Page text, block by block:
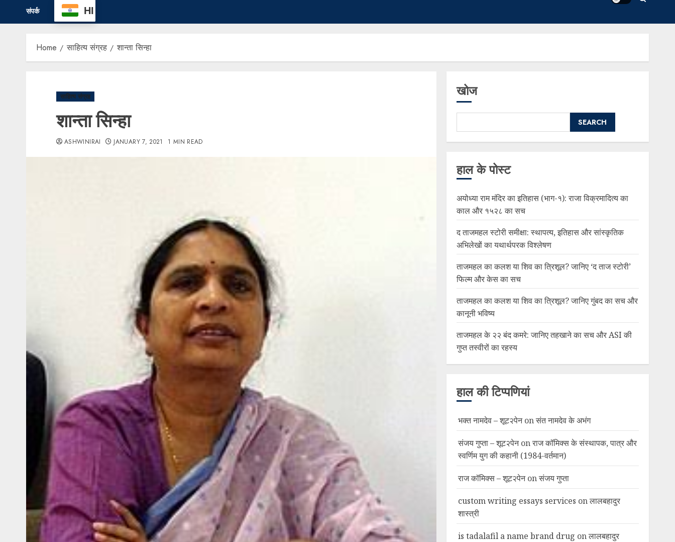
संपर्क HI
Home साहित्य संग्रह शान्ता सिन्हा
साहित्य संग्रह
शान्ता सिन्हा
ASHWINIRAI JANUARY 7, 2021 1 MIN READ
खोज
SEARCH
हाल के पोस्ट
अयोध्या राम मंदिर का इतिहास (भाग-१): राजा विक्रमादित्य का
काल और १५२८ का सच
द ताजमहल स्टोरी समीक्षा: स्थापत्य, इतिहास और सांस्कृतिक
अभिलेखों का यथार्थपरक विश्लेषण
ताजमहल का कलश या शिव का त्रिशूल? जानिए ‘द ताज स्टोरी’
फिल्म और केस का सच
ताजमहल का कलश या शिव का त्रिशूल? जानिए गुंबद का सच और
कानूनी भविष्य
ताजमहल के २२ बंद कमरे: जानिए तहखाने का सच और ASI की
गुप्त तस्वीरों का रहस्य
हाल की टिप्पणियां
भक्त नामदेव – शूट२पेनonसंत नामदेव के अभंग
संजय गुप्ता – शूट२पेनonराज कॉमिक्स के संस्थापक, पात्र और
स्वर्णिम युग की कहानी (1984-वर्तमान)
राज कॉमिक्स – शूट२पेनonसंजय गुप्ता
custom writing essays services onलालबहादुर
शास्त्री
is tadalafil a name brand drug onलालबहादुर